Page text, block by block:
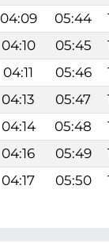
04:09 05:44
04:10 05:45
04:11 05:46
04:13 05:47
04:14 05:48
04:16 05:49
04:17 05:50